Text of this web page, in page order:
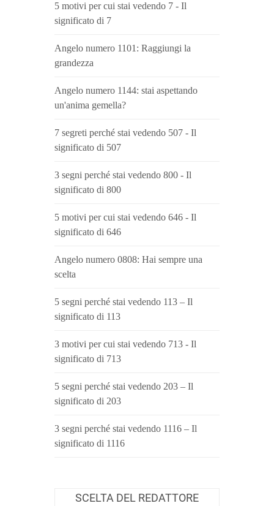
5 motivi per cui stai vedendo 7 - Il
significato di 7
Angelo numero 1101: Raggiungi la
grandezza
Angelo numero 1144: stai aspettando
un'anima gemella?
7 segreti perché stai vedendo 507 - Il
significato di 507
3 segni perché stai vedendo 800 - Il
significato di 800
5 motivi per cui stai vedendo 646 - Il
significato di 646
Angelo numero 0808: Hai sempre una
scelta
5 segni perché stai vedendo 113 – Il
significato di 113
3 motivi per cui stai vedendo 713 - Il
significato di 713
5 segni perché stai vedendo 203 – Il
significato di 203
3 segni perché stai vedendo 1116 – Il
significato di 1116
SCELTA DEL REDATTORE